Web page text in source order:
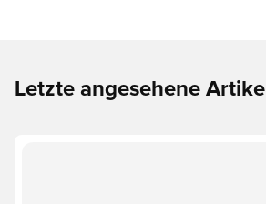
Letzte angesehene Artikel